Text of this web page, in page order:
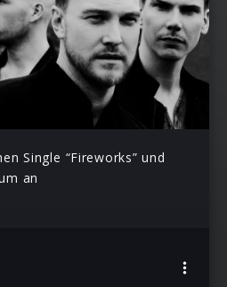
Single “Fireworks” und
an